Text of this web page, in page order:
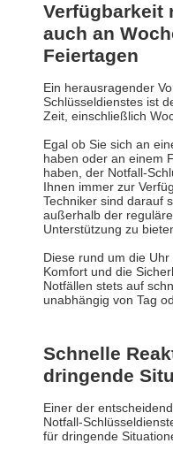
Verfügbarkeit
auch an
Feiertagen
Ein herausragender
Schlüsseldienstes ist
Zeit, einschließlich
Egal ob Sie sich an
haben oder an einem
haben, der Notfall-
Ihnen immer zur
Techniker sind darauf
außerhalb der
Unterstützung zu
Diese rund um die
Komfort und die
Notfällen stets auf
unabhängig von Tag
Schnelle
dringende
Einer der
Notfall-
für dringende